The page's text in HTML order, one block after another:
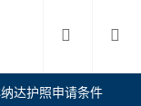
达护照申请条件